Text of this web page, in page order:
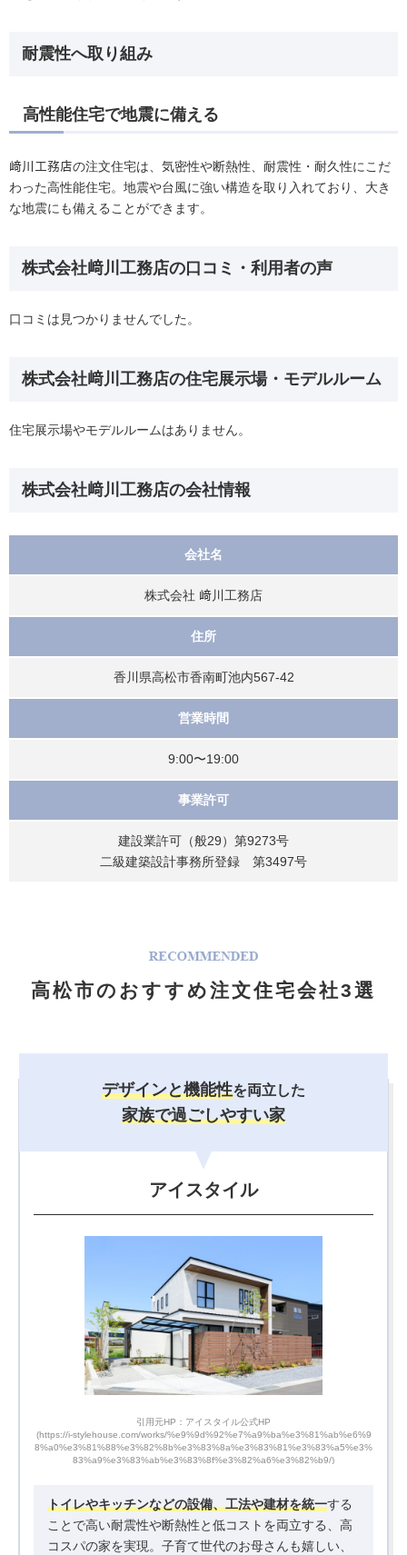
耐震性へ取り組み
高性能住宅で地震に備える
﨑川工務店の注文住宅は、気密性や断熱性、耐震性・耐久性にこだ
わった高性能住宅。地震や台風に強い構造を取り入れており、大き
な地震にも備えることができます。
株式会社﨑川工務店の口コミ・利用者の声
口コミは見つかりませんでした。
株式会社﨑川工務店の住宅展示場・モデルルーム
住宅展示場やモデルルームはありません。
株式会社﨑川工務店の会社情報
会社名
株式会社 﨑川工務店
住所
香川県高松市香南町池内567-42
営業時間
9:00〜19:00
事業許可
建設業許可（般29）第9273号
二級建築設計事務所登録 第3497号
高松市のおすすめ注文住宅会社3選
デザインと機能性を両立した
家族で過ごしやすい家
アイスタイル
引用元HP：アイスタイル公式HP
(https://i-stylehouse.com/works/%e9%9d%92%e7%a9%ba%e3%81%ab%e6%9
8%a0%e3%81%88%e3%82%8b%e3%83%8a%e3%83%81%e3%83%a5%e3%
83%a9%e3%83%ab%e3%83%8f%e3%82%a6%e3%82%b9/)
トイレやキッチンなどの設備、工法や建材を統一する
ことで高い耐震性や断熱性と低コストを両立する、高
コスパの家を実現。子育て世代のお母さんも嬉しい、